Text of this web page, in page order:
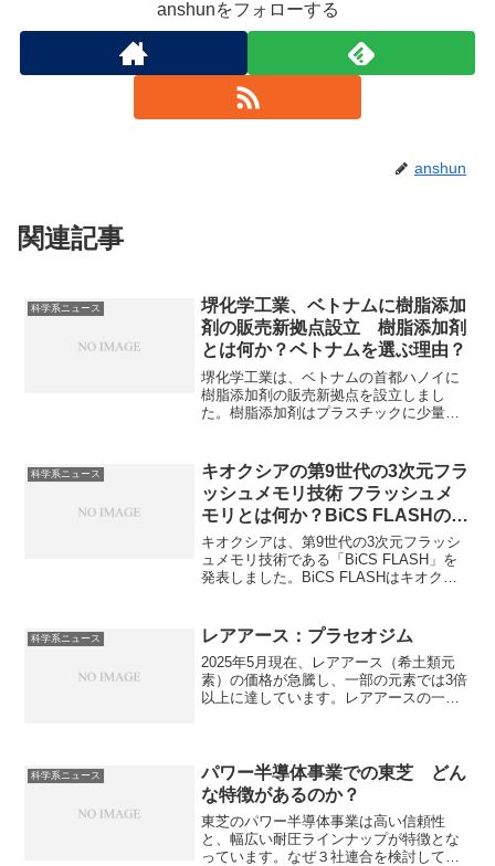
anshunをフォローする
anshun
関連記事
科学系ニュース
堺化学工業、ベトナムに樹脂添加
剤の販売新拠点設立 樹脂添加剤
とは何か？ベトナムを選ぶ理由？
堺化学工業は、ベトナムの首都ハノイに
樹脂添加剤の販売新拠点を設立しまし
た。樹脂添加剤はプラスチックに少量加
物質の総称で、耐久性や加工性など様々
なプラスチックの機能向上に欠かせない
ものです。どのように機能を向上させる
のかを知ることができます。
科学系ニュース
キオクシアの第9世代の3次元フラ
ッシュメモリ技術 フラッシュメ
モリとは何か？BiCS FLASHの特
徴は何か？
キオクシアは、第9世代の3次元フラッシ
ュメモリ技術である「BiCS FLASH」を
発表しました。BiCS FLASHはキオクシ
ことで大容量化を実現する技術です。フ
ラッシュメモリとは何か、BiCS FLASH
の持つ特徴を知ることができます。
科学系ニュース レアアース：プラセオジム
2025年5月現在、レアアース（希土類元
素）の価格が急騰し、一部の元素では3倍
以上に達しています。レアアースの一種
して利用されています。プラセオジムの
持つ電子配置がその特性にどのように活
かされているのか知ることができます。
科学系ニュース
パワー半導体事業での東芝 どん
な特徴があるのか？
東芝のパワー半導体事業は高い信頼性
と、幅広い耐圧ラインナップが特徴とな
っています。なぜ３社連合を検討してい